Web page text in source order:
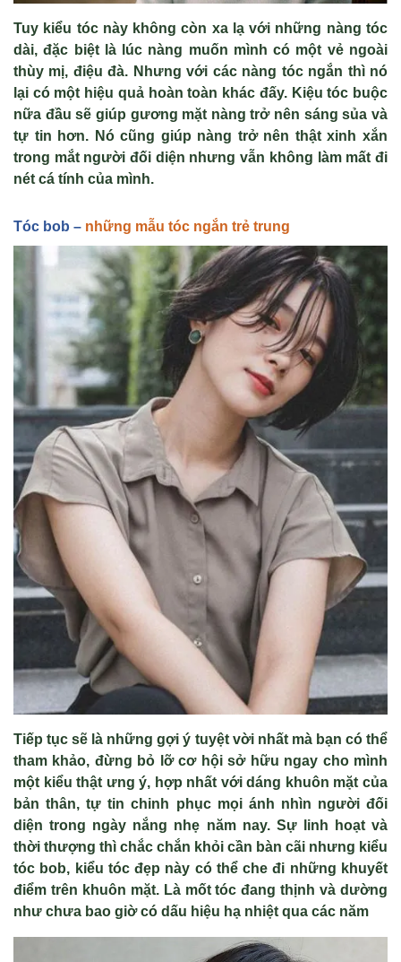
Tuy kiểu tóc này không còn xa l ạ với những nàng tóc
dài, đặc biệt l à lúc nàng muốn mình có một vẻ ngoài
thùy mị, điệu đà. Nhưng với các nàng tóc ngắn thì nó
ại có một hiệu quả hoàn toàn khác đấy. Kiệu tóc buộc
nữa đầu sẽ giúp gương mặt nàng trở nên sáng sủa và
tự tin hơn. Nó cũng giúp nàng trở nên thật xinh xắn
trong mắt người đối diện nhưng vẫn không làm mất đi
nét cá tính của mình.
Tóc bob – những mẫu tóc ngắn trẻ trung
Tiếp tục sẽ là những gợiý tuyệt vời nhất mà bạn có thể
tham khảo, đừng bỏ lỡ cơ hội sở hữu ngay cho mình
một kiểu thật ưngý, hợp nhất với dáng khuôn mặt của
bản thân, tự tin chinh phục mọi ánh nhìn người đối
diện trong ngày nắng nhẹ năm nay. Sự linh hoạt và
thời thượng thì chắc chắn khỏi cần bàn cãi nhưng kiểu
tóc bob, kiểu tóc đẹp này có thể che đi những khuyết
điểm trên khuôn mặt. Là mốt tóc đang thịnh và dường
như chưa bao giờ có dấu hiệu hạ nhiệt qua các năm